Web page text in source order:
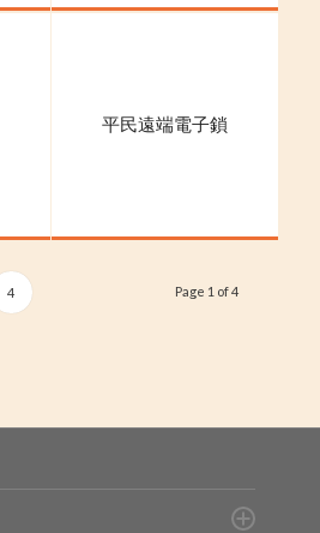
平民遠端電子鎖
Page 1 of 4
4